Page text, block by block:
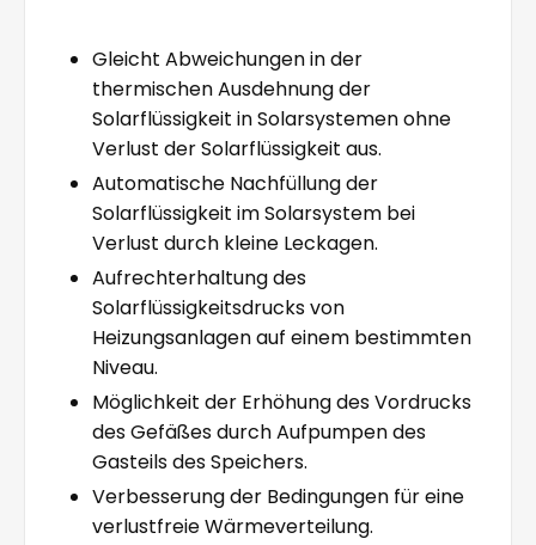
Gleicht Abweichungen in der
thermischen Ausdehnung der
Solarflüssigkeit in Solarsystemen ohne
Verlust der Solarflüssigkeit aus.
Automatische Nachfüllung der
Solarflüssigkeit im Solarsystem bei
Verlust durch kleine Leckagen.
Aufrechterhaltung des
Solarflüssigkeitsdrucks von
Heizungsanlagen auf einem bestimmten
Niveau.
Möglichkeit der Erhöhung des Vordrucks
des Gefäßes durch Aufpumpen des
Gasteils des Speichers.
Verbesserung der Bedingungen für eine
verlustfreie Wärmeverteilung.